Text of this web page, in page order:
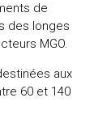
de
des longes
MGO.
aux
60 et 140